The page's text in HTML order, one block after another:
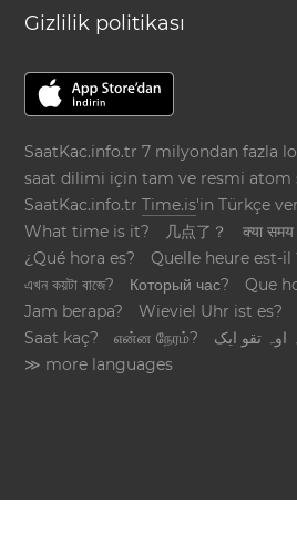
Gizlilik politikası
SaatKac.info.tr 7 milyondan fazla
saat dilimi için tam ve resmi atom
SaatKac.info.trTime.is'in Türkçe
What time is it?
几点了？
क्या
¿Qué hora es?
Quelle heure est-il
এখন কয়টা বাজে?
Который час?
Que
Jam berapa?
Wieviel Uhr ist es?
Saat kaç?
என்ன நேரம்?
اوہ تقو ایک
≫ more languages